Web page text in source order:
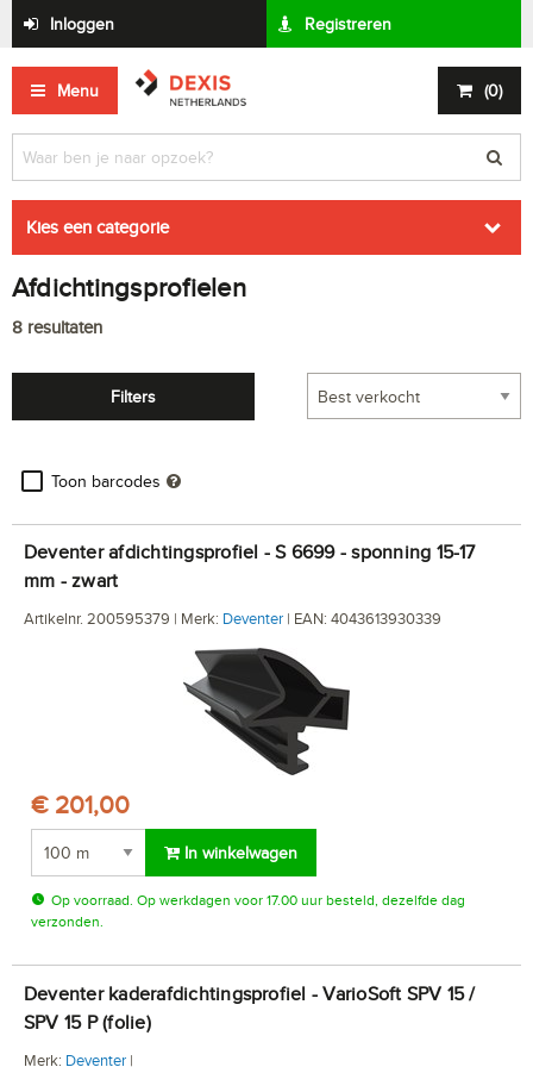
Inloggen Registreren
Menu (0)
Kies een categorie
Afdichtingsprofielen
8 resultaten
Filters
Toon barcodes
Deventer afdichtingsprofiel - S 6699 - sponning 15-17
mm - zwart
Artikelnr. 200595379 | Merk: Deventer | EAN: 4043613930339
€ 201,00
In winkelwagen
Op voorraad. Op werkdagen voor 17.00 uur besteld, dezelfde dag
verzonden.
Deventer kaderafdichtingsprofiel - VarioSoft SPV 15 /
SPV 15 P (folie)
Merk: Deventer |